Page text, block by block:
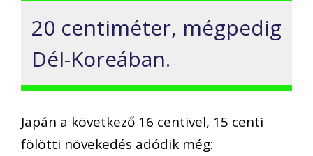
20 centiméter, mégpedig
Dél-Koreában.
Japán a következő 16 centivel, 15 centi
fölötti növekedés adódik még: